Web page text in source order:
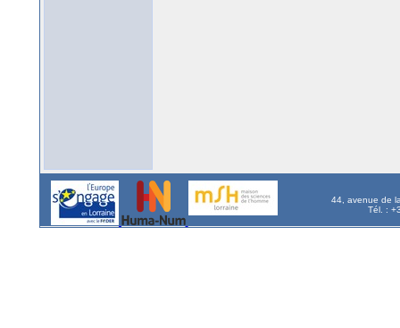
44, avenue de
Tél. :